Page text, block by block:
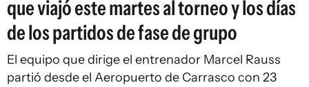
que viajó este martes al torneo y los días
de los partidos de fase de grupo
El equipo que dirige el entrenador Marcel Rauss
partió desde el Aeropuerto de Carrasco con 23